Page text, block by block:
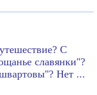
С
славянки"?
Нет ...